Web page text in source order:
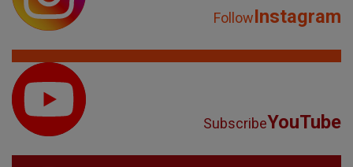
FollowInstagram
SubscribeYouTube